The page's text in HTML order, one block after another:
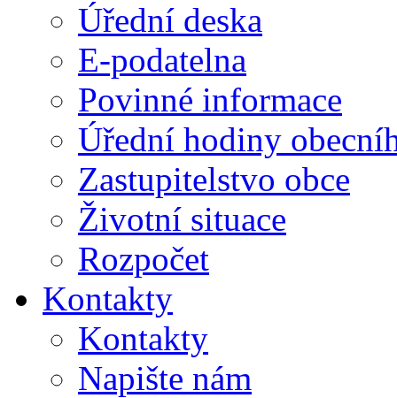
Úřední deska
E-podatelna
Povinné informace
Úřední hodiny
Zastupitelstvo obce
Životní situace
Rozpočet
Kontakty
Kontakty
Napište nám